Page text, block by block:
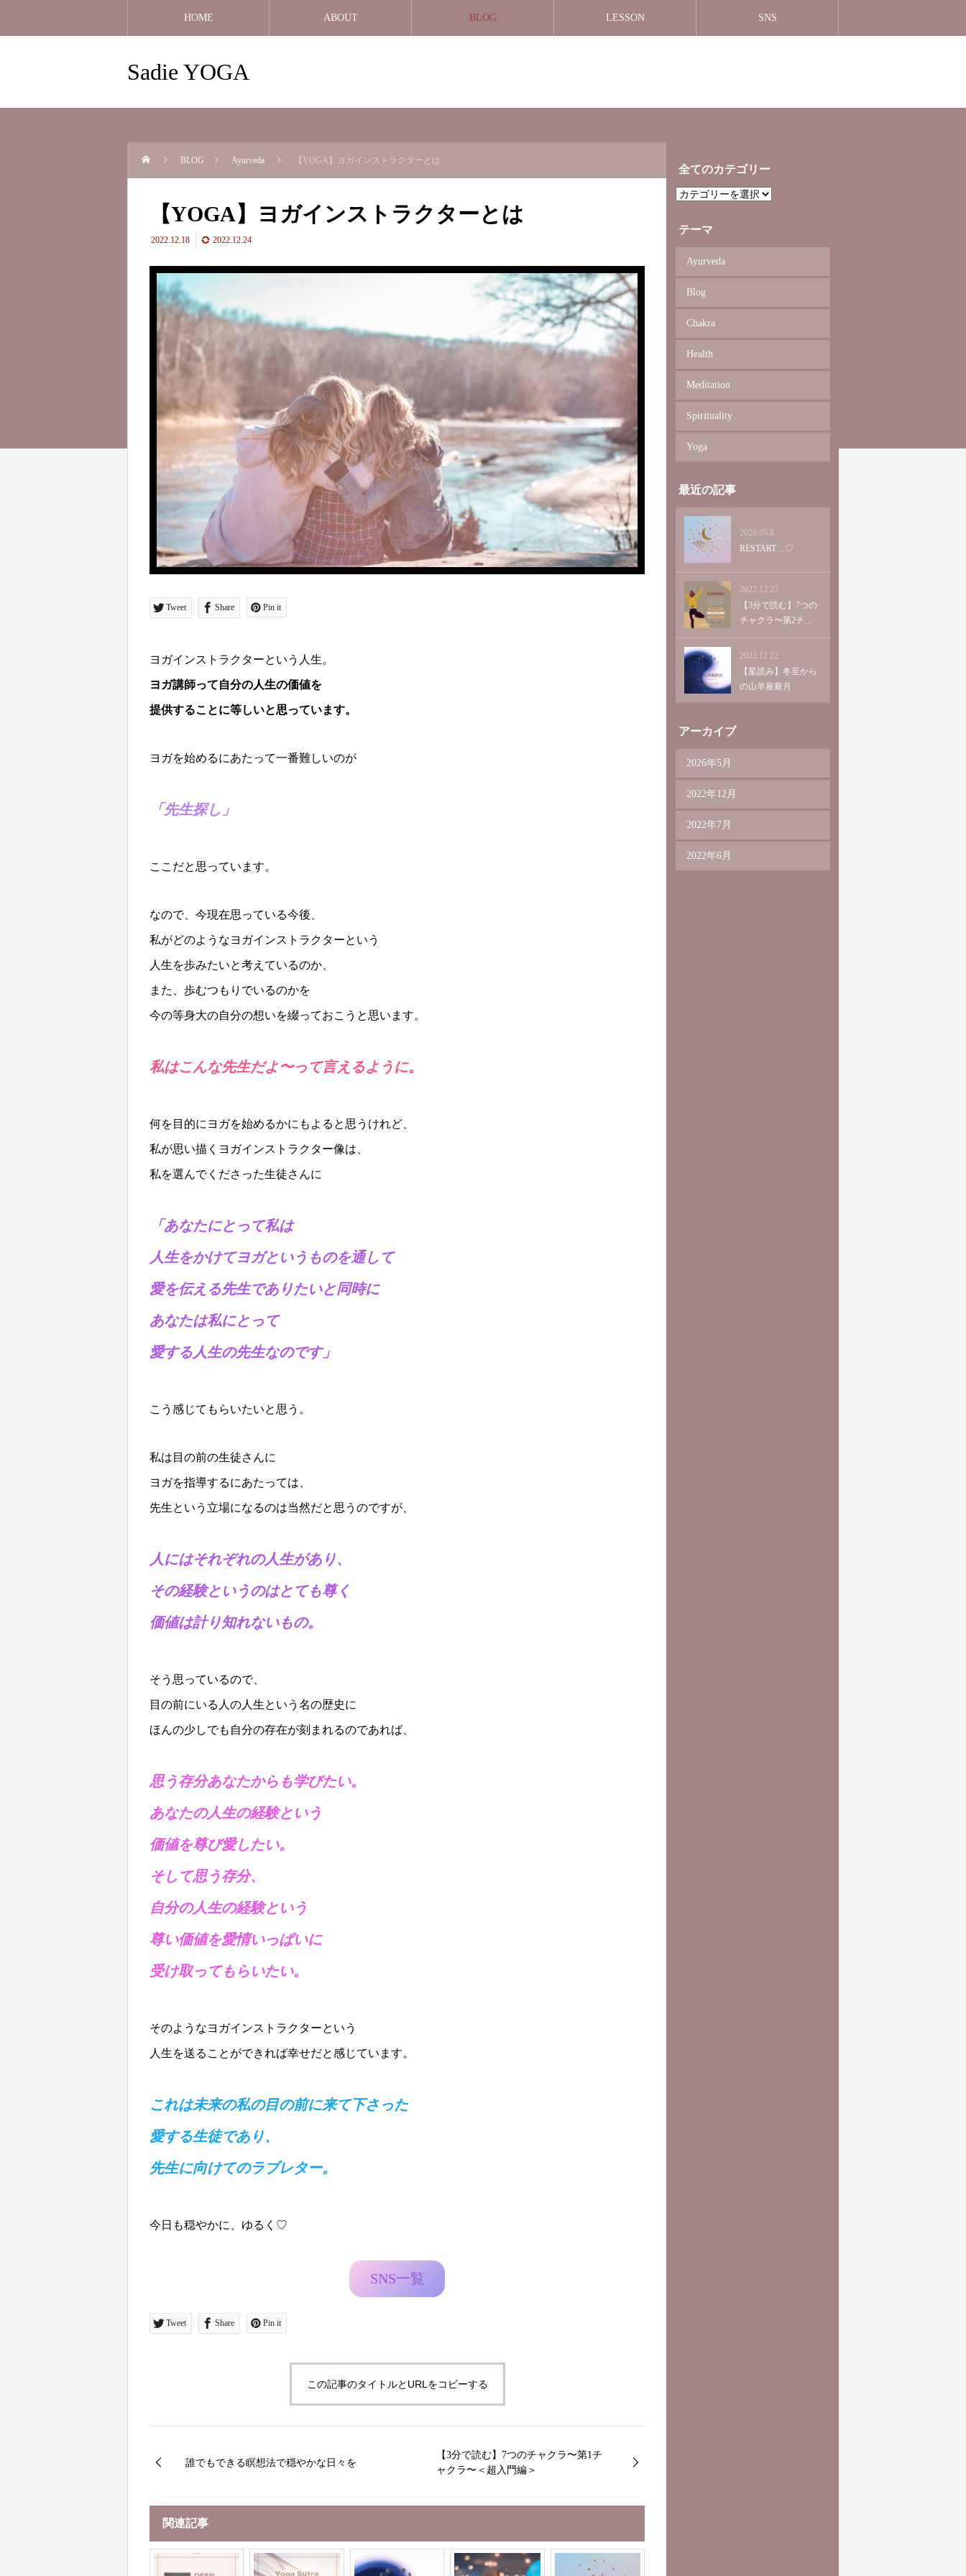
HOME ABOUT BLOG LESSON SNS
Sadie YOGA
BLOG Ayurveda 【YOGA】ヨガインストラクターとは
【YOGA】ヨガインストラクターとは
2022.12.18 2022.12.24
Tweet Share Pin it
ヨガインストラクターという人生。
ヨガ講師って自分の人生の価値を
提供することに等しいと思っています。
ヨガを始めるにあたって一番難しいのが
「先生探し」
ここだと思っています。
なので、今現在思っている今後、
私がどのようなヨガインストラクターという
人生を歩みたいと考えているのか、
また、歩むつもりでいるのかを
今の等身大の自分の想いを綴っておこうと思います。
私はこんな先生だよ〜って言えるように。
何を目的にヨガを始めるかにもよると思うけれど、
私が思い描くヨガインストラクター像は、
私を選んでくださった生徒さんに
「あなたにとって私は
人生をかけてヨガというものを通して
愛を伝える先生でありたいと同時に
あなたは私にとって
愛する人生の先生なのです」
こう感じてもらいたいと思う。
私は目の前の生徒さんに
ヨガを指導するにあたっては、
先生という立場になるのは当然だと思うのですが、
人にはそれぞれの人生があり、
その経験というのはとても尊く
価値は計り知れないもの。
そう思っているので、
目の前にいる人の人生という名の歴史に
ほんの少しでも自分の存在が刻まれるのであれば、
思う存分あなたからも学びたい。
あなたの人生の経験という
価値を尊び愛したい。
そして思う存分、
自分の人生の経験という
尊い価値を愛情いっぱいに
受け取ってもらいたい。
そのようなヨガインストラクターという
人生を送ることができれば幸せだと感じています。
これは未来の私の目の前に来て下さった
愛する生徒であり、
先生に向けてのラブレター。
今日も穏やかに、ゆるく♡
SNS一覧
Tweet Share Pin it
この記事のタイトルとURLをコピーする
誰でもできる瞑想法で穏やかな日々を
【3分で読む】7つのチャクラ〜第1チ
ャクラ〜＜超入門編＞
関連記事
全てのカテゴリー
全
て
テ
リ
テーマ
Ayurveda
Blog
Chakra
Health
Meditation
Spirituality
Yoga
最近の記事
2026.05.8
RESTART…♡
2022.12.23
【3分で読む】7つの
チャクラ〜第2チャ
クラ〜＜超入門編＞
2022.12.22
【星読み】冬至から
の山羊座新月
アーカイブ
2026年5月
2022年12月
2022年7月
2022年6月